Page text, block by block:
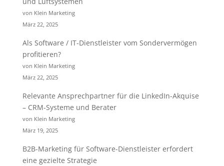
von Klein Marketing
März 22, 2025
Als Software / IT-Dienstleister vom Sondervermögen
profitieren?
von Klein Marketing
März 22, 2025
Relevante Ansprechpartner für die LinkedIn-Akquise
– CRM-Systeme und Berater
von Klein Marketing
März 19, 2025
B2B-Marketing für Software-Dienstleister erfordert
eine gezielte Strategie